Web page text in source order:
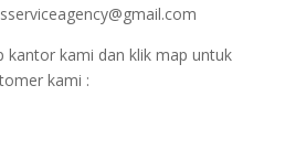
kantor kami dan klik map untuk
kami :